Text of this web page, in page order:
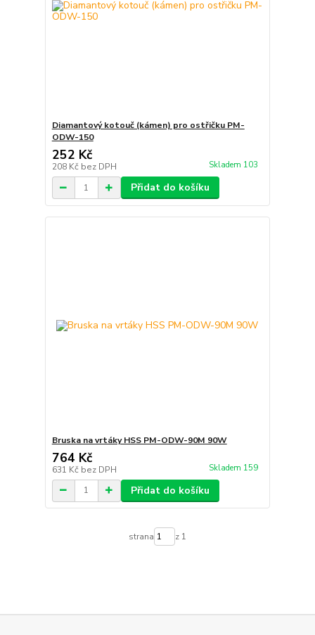
Diamantový kotouč (kámen) pro ostřičku PM-
ODW-150
252 Kč
208 Kč bez DPH Skladem 103
Přidat do košíku
Bruska na vrtáky HSS PM-ODW-90M 90W
764 Kč
631 Kč bez DPH Skladem 159
Přidat do košíku
strana z 1